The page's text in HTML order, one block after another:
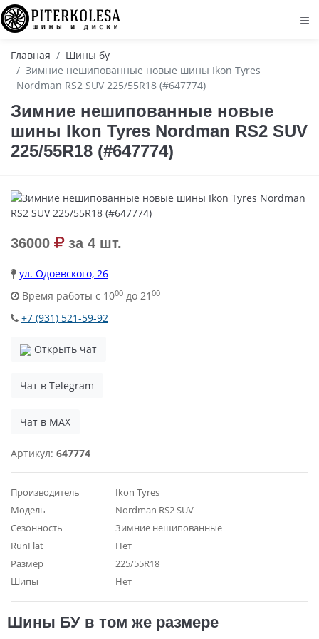
Главная
Шины бу
Зимние нешипованные новые шины Ikon Tyres
Nordman RS2 SUV 225/55R18 (#647774)
Зимние нешипованные новые
шины Ikon Tyres Nordman RS2 SUV
225/55R18 (#647774)
36000 за 4 шт.
ул. Одоевского, 26
Время работы с 1000 до 21 00
+7 (931) 521-59-92
Открыть чат
Чат в Telegram
Чат в MAX
Артикул: 647774
Производитель
Ikon Tyres
Модель
Nordman RS2 SUV
Сезонность
Зимние нешипованные
RunFlat
Нет
Размер
225/55R18
Шипы
Нет
Шины БУ в том же размере